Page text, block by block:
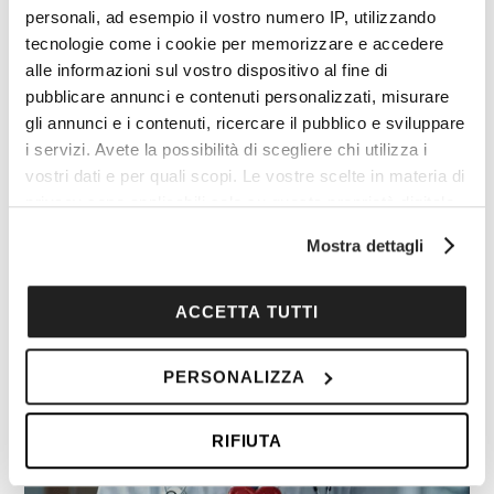
personali, ad esempio il vostro numero IP, utilizzando
tecnologie come i cookie per memorizzare e accedere
alle informazioni sul vostro dispositivo al fine di
pubblicare annunci e contenuti personalizzati, misurare
gli annunci e i contenuti, ricercare il pubblico e sviluppare
i servizi. Avete la possibilità di scegliere chi utilizza i
vostri dati e per quali scopi. Le vostre scelte in materia di
privacy sono applicabili solo su questa proprietà digitale
modificare o revocare il proprio consenso in qualsiasi
momento dalla Dichiarazione sui cookie o facendo clic
sull'icona di attivazione della privacy.
raccogliere informazioni sulla tua posizione
geografica, con un'approssimazione di qualche
Identificare il tuo dispositivo, scansionandolo
Mostra dettagli
ACCETTA TUTTI
PERSONALIZZA
RIFIUTA
I vantaggi di essere un
Cocooners